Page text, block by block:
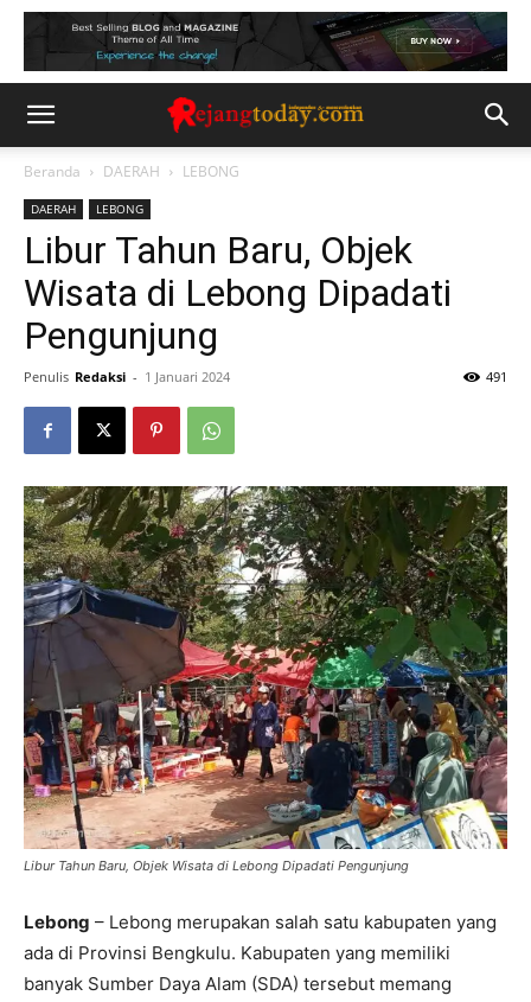
Beranda DAERAH LEBONG
DAERAH LEBONG
Libur Tahun Baru, Objek
Wisata di Lebong Dipadati
Pengunjung
Penulis Redaksi - 1 Januari 2024 491
Libur Tahun Baru, Objek Wisata di Lebong Dipadati Pengunjung
Lebong – Lebong merupakan salah satu kabupaten yang
ada di Provinsi Bengkulu. Kabupaten yang memiliki
banyak Sumber Daya Alam (SDA) tersebut memang